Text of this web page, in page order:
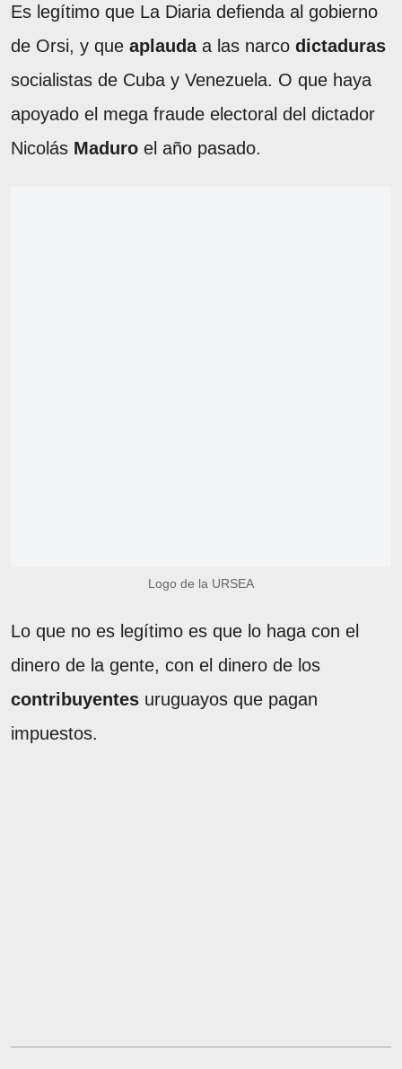
Es legítimo que La Diaria defienda al gobierno
de Orsi, y que aplaudaa las narco dictaduras
socialistas de Cuba y Venezuela. O que haya
apoyado el mega fraude electoral del dictador
Nicolás Maduro el año pasado.
Logo de la URSEA
Lo que no es legítimo es que lo haga con el
dinero de la gente, con el dinero de los
contribuyentes uruguayos que pagan
impuestos.